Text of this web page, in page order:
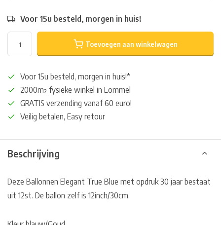
Voor 15u besteld, morgen in huis!
Toevoegen aan winkelwagen
Voor 15u besteld, morgen in huis!*
2000m² fysieke winkel in Lommel
GRATIS verzending vanaf 60 euro!
Veilig betalen, Easy retour
Beschrijving
Deze Ballonnen Elegant True Blue met opdruk 30 jaar bestaat
uit 12st. De ballon zelf is 12inch/30cm.